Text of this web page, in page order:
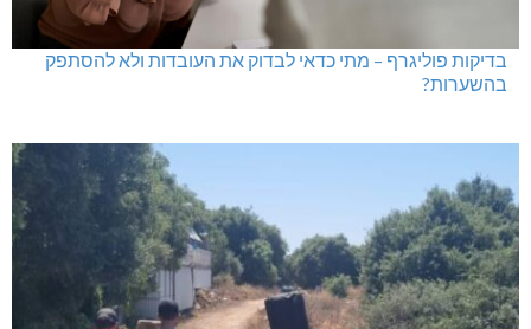
בדיקות פוליגרף – מתי כדאי לבדוק את העובדות ולא להסתפק
בהשערות?